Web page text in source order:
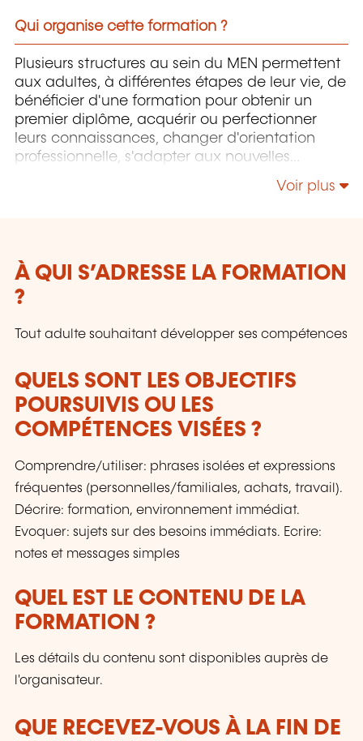
Qui organise cette formation ?
Plusieurs structures au sein du MEN permettent
aux adultes, à différentes étapes de leur vie, de
bénéficier d'une formation pour obtenir un
premier diplôme, acquérir ou perfectionner
leurs connaissances, changer d'orientation
professionnelle, s'adapter aux nouvelles
technologies, enrichir leur culture personnelle...
Voir plus
À QUI S’ADRESSE LA FORMATION
?
Tout adulte souhaitant développer ses compétences
QUELS SONT LES OBJECTIFS
POURSUIVIS OU LES
COMPÉTENCES VISÉES ?
Comprendre/utiliser: phrases isolées et expressions
fréquentes (personnelles/familiales, achats, travail).
Décrire: formation, environnement immédiat.
Evoquer: sujets sur des besoins immédiats. Ecrire:
notes et messages simples
QUEL EST LE CONTENU DE LA
FORMATION ?
Les détails du contenu sont disponibles auprès de
l'organisateur.
QUE RECEVEZ-VOUS À LA FIN DE